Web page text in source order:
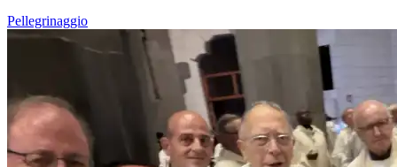
Pellegrinaggio